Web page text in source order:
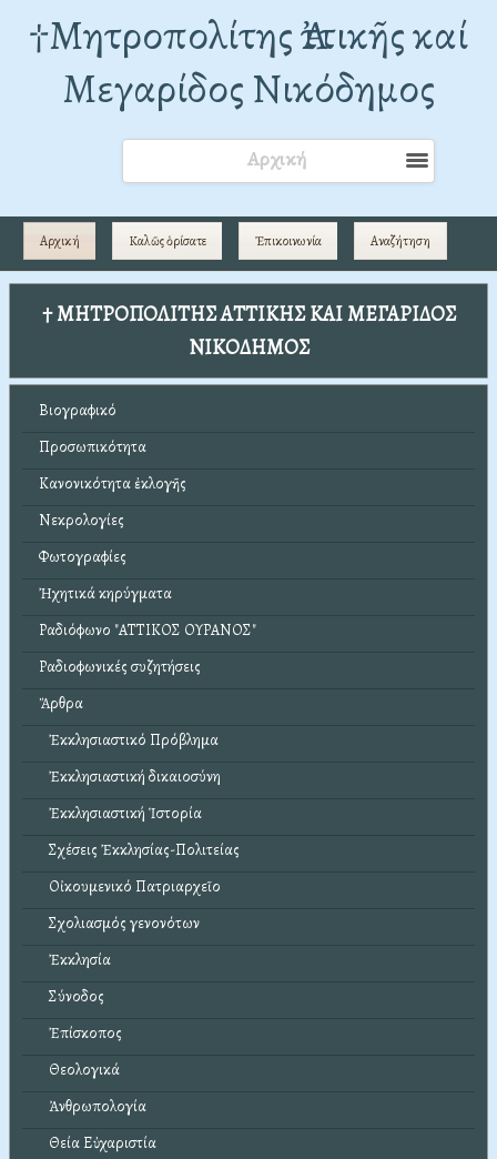
†Mητροπολίτης Ἀττικῆς καί
Μεγαρίδος Νικόδημος
Αρχική
Αρχική Καλῶς ὁρίσατε Ἐπικοινωνία Αναζήτηση
† ΜΗΤΡΟΠΟΛΙΤΗΣ ΑΤΤΙΚΗΣ ΚΑΙ ΜΕΓΑΡΙΔΟΣ
ΝΙΚΟΔΗΜΟΣ
Βιογραφικό
Προσωπικότητα
Κανονικότητα ἐκλογῆς
Νεκρολογίες
Φωτογραφίες
Ἠχητικά κηρύγματα
Ραδιόφωνο "ΑΤΤΙΚΟΣ ΟΥΡΑΝΟΣ"
Ραδιοφωνικές συζητήσεις
Ἄρθρα
Ἐκκλησιαστικό Πρόβλημα
Ἐκκλησιαστική δικαιοσύνη
Ἐκκλησιαστική Ἱστορία
Σχέσεις Ἐκκλησίας-Πολιτείας
Οἰκουμενικό Πατριαρχεῖο
Σχολιασμός γενονότων
Ἐκκλησία
Σύνοδος
Ἐπίσκοπος
Θεολογικά
Ἀνθρωπολογία
Θεία Εὐχαριστία